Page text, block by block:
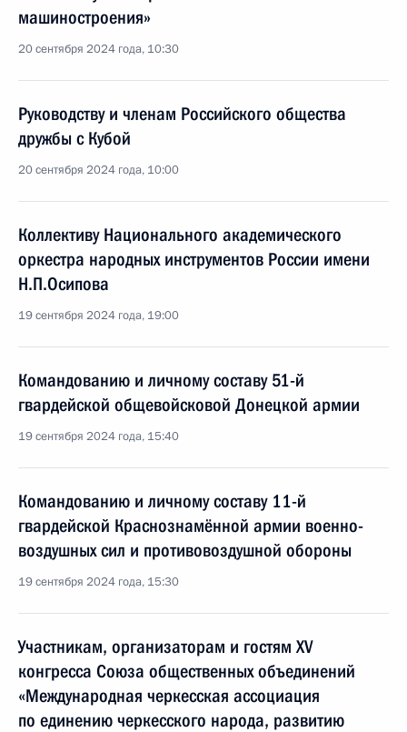
машиностроения»
20 сентября 2024 года, 10:30
Руководству и членам Российского общества
дружбы с Кубой
20 сентября 2024 года, 10:00
Коллективу Национального академического
оркестра народных инструментов России имени
Н.П.Осипова
19 сентября 2024 года, 19:00
Командованию и личному составу 51-й
гвардейской общевойсковой Донецкой армии
19 сентября 2024 года, 15:40
Командованию и личному составу 11-й
гвардейской Краснознамённой армии военно-
воздушных сил и противовоздушной обороны
19 сентября 2024 года, 15:30
Участникам, организаторам и гостям XV
конгресса Союза общественных объединений
«Международная черкесская ассоциация
по единению черкесского народа, развитию